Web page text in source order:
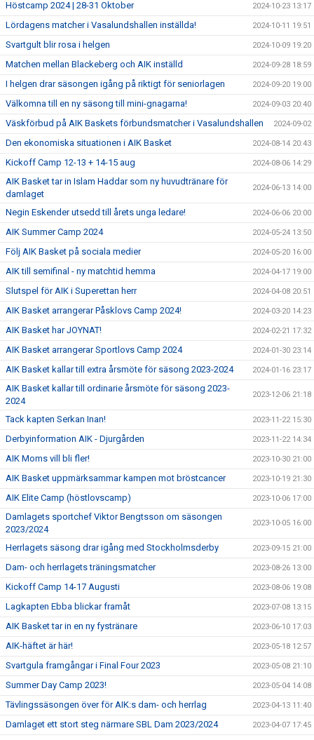
Höstcamp 2024 | 28-31 Oktober 2024-10-23 13:17
Lördagens matcher i Vasalundshallen inställda! 2024-10-11 19:51
Svartgult blir rosa i helgen 2024-10-09 19:20
Matchen mellan Blackeberg och AIK inställd 2024-09-28 18:59
I helgen drar säsongen igång på riktigt för seniorlagen 2024-09-20 19:00
Välkomna till en ny säsong till mini-gnagarna! 2024-09-03 20:40
Väskförbud på AIK Baskets förbundsmatcher i Vasalundshallen 2024-09-02
Den ekonomiska situationen i AIK Basket 2024-08-14 20:43
Kickoff Camp 12-13 + 14-15 aug 2024-08-06 14:29
AIK Basket tar in Islam Haddar som ny huvudtränare för
damlaget
2024-06-13 14:00
Negin Eskender utsedd till årets unga ledare! 2024-06-06 20:00
AIK Summer Camp 2024 2024-05-24 13:50
Följ AIK Basket på sociala medier 2024-05-20 16:00
AIK till semifinal - ny matchtid hemma 2024-04-17 19:00
Slutspel för AIK i Superettan herr 2024-04-08 20:51
AIK Basket arrangerar Påsklovs Camp 2024! 2024-03-20 14:23
AIK Basket har JOYNAT! 2024-02-21 17:32
AIK Basket arrangerar Sportlovs Camp 2024 2024-01-30 23:14
AIK Basket kallar till extra årsmöte för säsong 2023-2024 2024-01-16 23:17
AIK Basket kallar till ordinarie årsmöte för säsong 2023-
2024
2023-12-06 21:18
Tack kapten Serkan Inan! 2023-11-22 15:30
Derbyinformation AIK - Djurgården 2023-11-22 14:34
AIK Moms vill bli fler! 2023-10-30 21:00
AIK Basket uppmärksammar kampen mot bröstcancer 2023-10-19 21:30
AIK Elite Camp (höstlovscamp) 2023-10-06 17:00
Damlagets sportchef Viktor Bengtsson om säsongen
2023/2024
2023-10-05 16:00
Herrlagets säsong drar igång med Stockholmsderby 2023-09-15 21:00
Dam- och herrlagets träningsmatcher 2023-08-26 13:00
Kickoff Camp 14-17 Augusti 2023-08-06 19:08
Lagkapten Ebba blickar framåt 2023-07-08 13:15
AIK Basket tar in en ny fystränare 2023-06-10 17:03
AIK-häftet är här! 2023-05-18 12:57
Svartgula framgångar i Final Four 2023 2023-05-08 21:10
Summer Day Camp 2023! 2023-05-04 14:08
Tävlingssäsongen över för AIK:s dam- och herrlag 2023-04-13 11:40
Damlaget ett stort steg närmare SBL Dam 2023/2024 2023-04-07 17:45